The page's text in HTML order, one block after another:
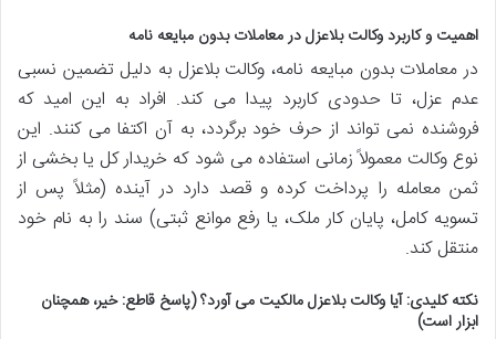
اهمیت و کاربرد وکالت بلاعزل در معاملات بدون مبایعه نامه
در معاملات بدون مبایعه نامه، وکالت بلاعزل به دلیل تضمین نسبی
عدم عزل، تا حدودی کاربرد پیدا می کند. افراد به این امید که
فروشنده نمی تواند از حرف خود برگردد، به آن اکتفا می کنند. این
نوع وکالت معمولاً زمانی استفاده می شود که خریدار کل یا بخشی از
ثمن معامله را پرداخت کرده و قصد دارد در آینده (مثلاً پس از
تسویه کامل، پایان کار ملک، یا رفع موانع ثبتی) سند را به نام خود
منتقل کند.
نکته کلیدی: آیا وکالت بلاعزل مالکیت می آورد؟ (پاسخ قاطع: خیر، همچنان
ابزار است)